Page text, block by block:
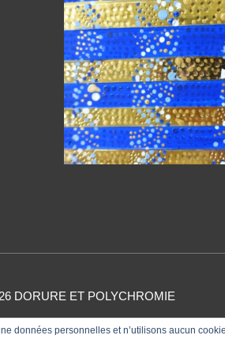
DORURE ET POLYCHROMIE
Actualités Dorure Polychromie
données personnelles et n’utilisons aucun